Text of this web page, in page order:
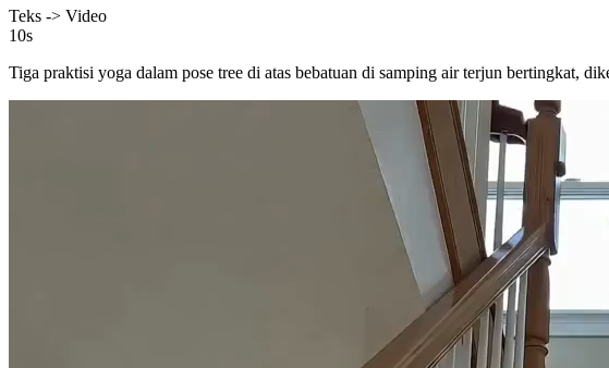
Teks -> Video
10s
Tiga praktisi yoga dalam pose tree di atas bebatuan di samping air terjun bertingkat,